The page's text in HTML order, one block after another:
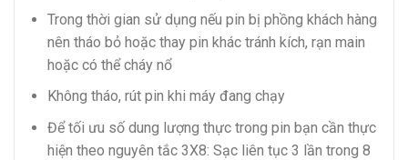
Trong thời gian sử dụng nếu pin bị phồng khách hàng
nên tháo bỏ hoặc thay pin khác tránh kích, rạn main
hoặc có thể cháy nổ
Không tháo, rút pin khi máy đang chạy
Để tối ưu số dung lượng thực trong pin bạn cần thực
hiện theo nguyên tắc 3X8: Sạc liên tục 3 lần trong 8